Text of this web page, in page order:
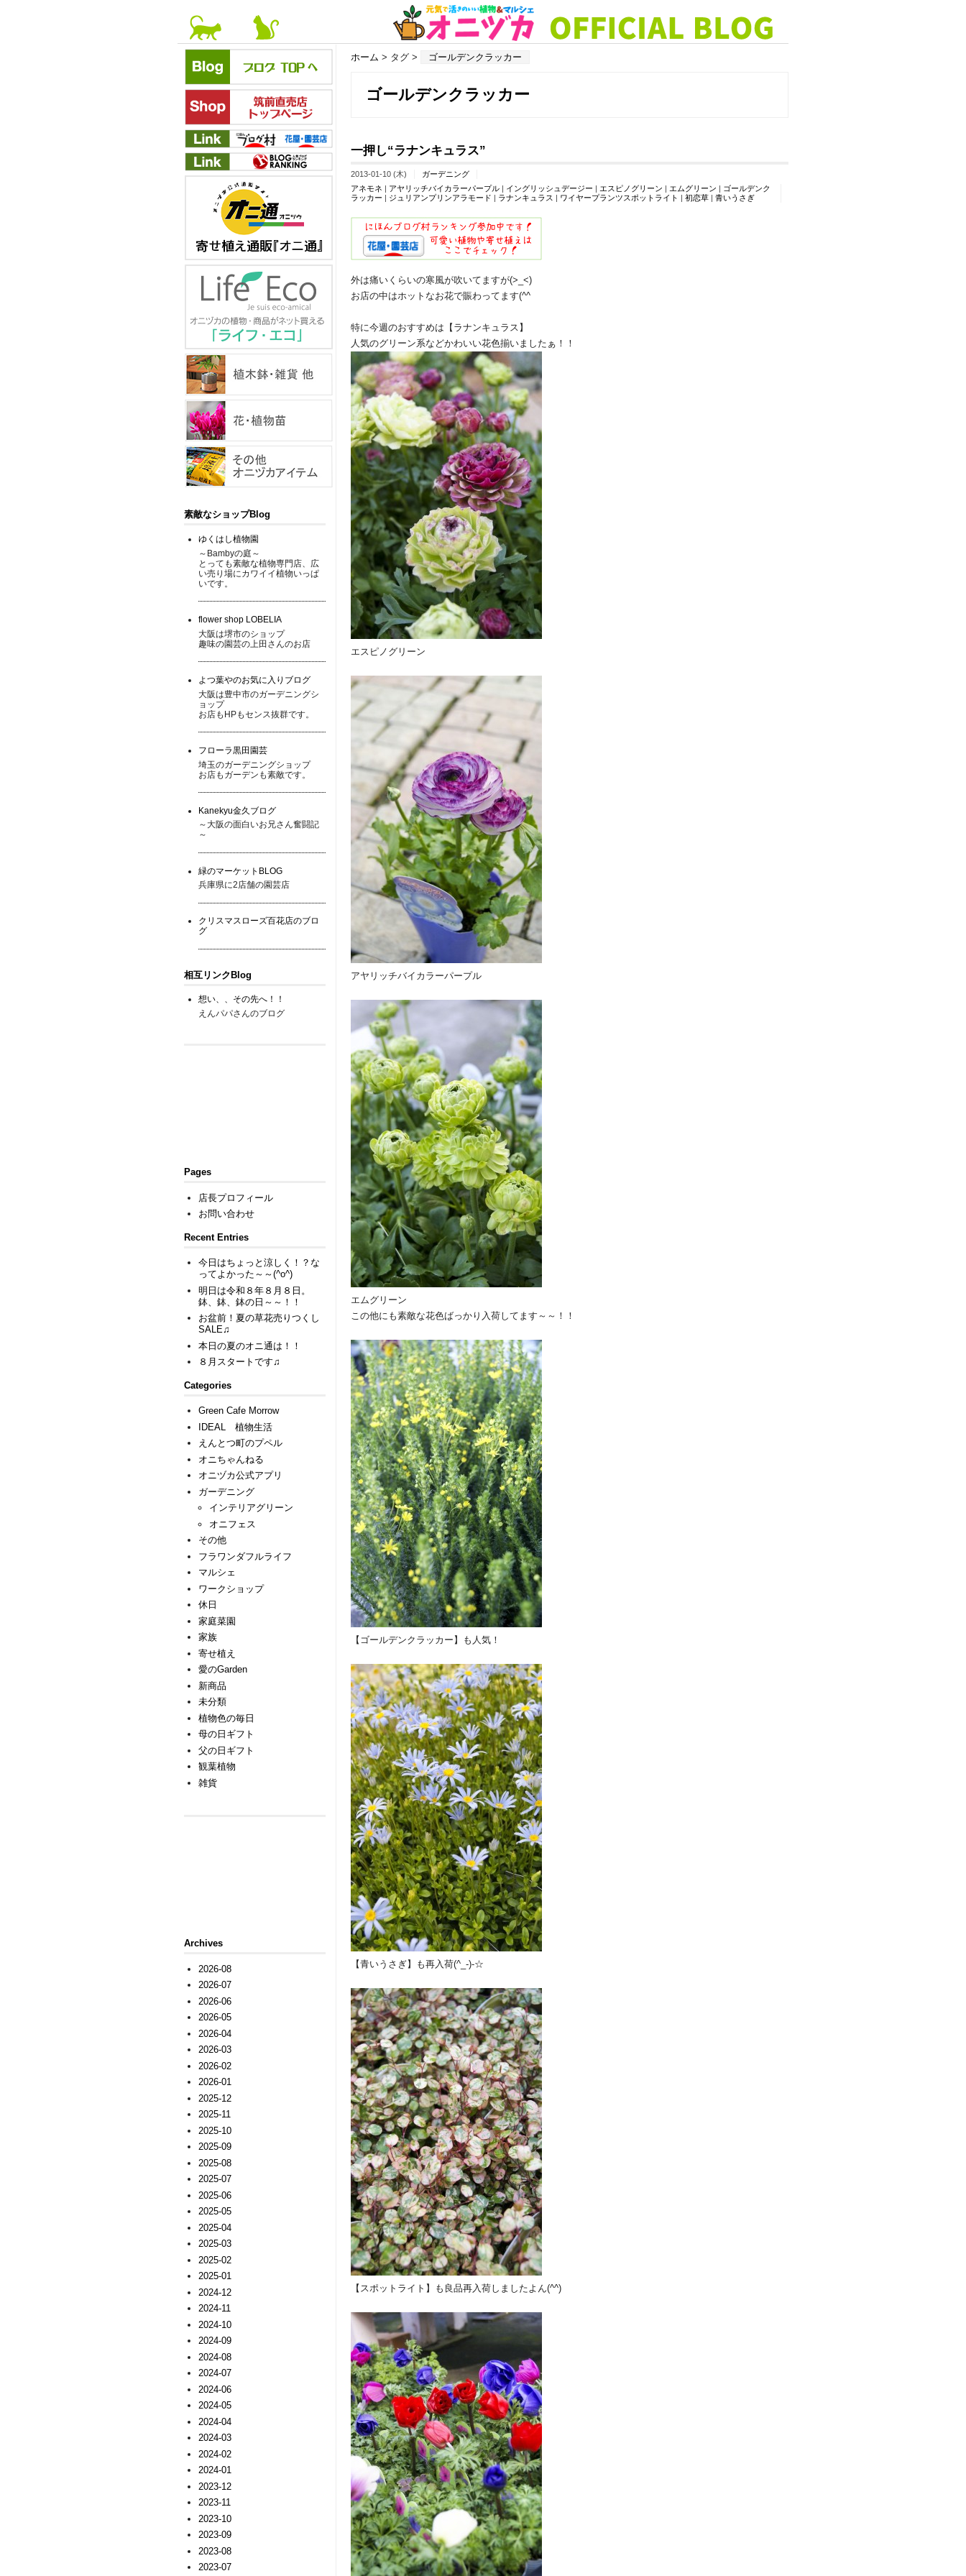
ホーム > タグ > ゴールデンクラッカー
ゴールデンクラッカー
一押し“ラナンキュラス”
2013-01-10 (木)
ガーデニング
アネモネ | アヤリッチバイカラーパープル | イングリッシュデージー | エスピノグリーン | エムグリーン | ゴールデンク
ラッカー | ジュリアンプリンアラモード | ラナンキュラス | ワイヤープランツスポットライト | 初恋草 | 青いうさぎ
外は痛いくらいの寒風が吹いてますが(>_<)
お店の中はホットなお花で賑わってます(^^ゞ
特に今週のおすすめは【ラナンキュラス】
人気のグリーン系などかわいい花色揃いましたぁ！！
エスピノグリーン
アヤリッチバイカラーパープル
エムグリーン
この他にも素敵な花色ばっかり入荷してます～～！！
【ゴールデンクラッカー】も人気！
【青いうさぎ】も再入荷(^_-)-☆
【スポットライト】も良品再入荷しましたよん(^^)
素敵なショップBlog
ゆくはし植物園
～Bambyの庭～
とっても素敵な植物専門店、広
い売り場にカワイイ植物いっぱ
いです。
flower shop LOBELIA
大阪は堺市のショップ
趣味の園芸の上田さんのお店
よつ葉やのお気に入りブログ
大阪は豊中市のガーデニングシ
ョップ
お店もHPもセンス抜群です。
フローラ黒田園芸
埼玉のガーデニングショップ
お店もガーデンも素敵です。
Kanekyu金久ブログ
～大阪の面白いお兄さん奮闘記
～
緑のマーケットBLOG
兵庫県に2店舗の園芸店
クリスマスローズ百花店のブロ
グ
相互リンクBlog
想い、、その先へ！！
えんパパさんのブログ
Pages
店長プロフィール
お問い合わせ
Recent Entries
今日はちょっと涼しく！？な
ってよかった～～(^o^)
明日は令和８年８月８日。
鉢、鉢、鉢の日～～！！
お盆前！夏の草花売りつくし
SALE♫
本日の夏のオニ通は！！
８月スタートです♫
Categories
Green Cafe Morrow
IDEAL 植物生活
えんとつ町のプペル
オニちゃんねる
オニヅカ公式アプリ
ガーデニング
インテリアグリーン
オニフェス
その他
フラワンダフルライフ
マルシェ
ワークショップ
休日
家庭菜園
家族
寄せ植え
愛のGarden
新商品
未分類
植物色の毎日
母の日ギフト
父の日ギフト
観葉植物
雑貨
Archives
2026-08
2026-07
2026-06
2026-05
2026-04
2026-03
2026-02
2026-01
2025-12
2025-11
2025-10
2025-09
2025-08
2025-07
2025-06
2025-05
2025-04
2025-03
2025-02
2025-01
2024-12
2024-11
2024-10
2024-09
2024-08
2024-07
2024-06
2024-05
2024-04
2024-03
2024-02
2024-01
2023-12
2023-11
2023-10
2023-09
2023-08
2023-07